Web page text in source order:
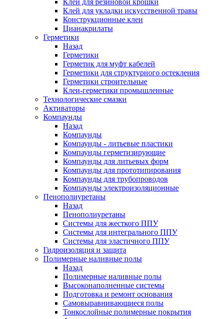
Клей для резиновой крошки
Клей для укладки искусственной травы
Конструкционные клеи
Цианакрилаты
Герметики
Назад
Герметики
Герметик для муфт кабелей
Герметики для структурного остекления
Герметики строительные
Клеи-герметики промышленные
Технологические смазки
Активаторы
Компаунды
Назад
Компаунды
Компаунды - литьевые пластики
Компаунды герметизирующие
Компаунды для литьевых форм
Компаунды для прототипирования
Компаунды для трубопроводов
Компаунды электроизоляционные
Пенополиуретаны
Назад
Пенополиуретаны
Системы для жесткого ППУ
Системы для интегрального ППУ
Системы для эластичного ППУ
Гидроизоляция и защита
Полимерные наливные полы
Назад
Полимерные наливные полы
Высоконаполненные системы
Подготовка и ремонт основания
Самовыравнивающиеся полы
Тонкослойные полимерные покрытия